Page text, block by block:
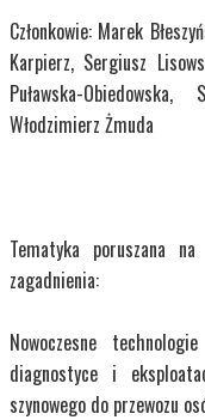
Członkowie: Marek
Karpierz, Sergiusz
Puławska-
Włodzimierz Żmuda
Tematyka poruszana
zagadnienia:
Nowoczesne
diagnostyce i
szynowego do przewozu